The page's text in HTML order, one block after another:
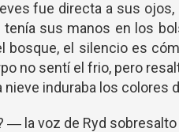
fue directa a sus
tenía sus manos en los
bosque, el silencio es
no sentí el frio, pero
nieve induraba los colores
la voz de Ryd sobresalto